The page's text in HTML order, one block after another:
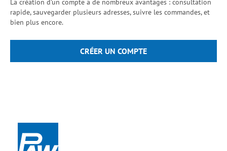
La création d’un compte a de nombreux avantages : consultation
rapide, sauvegarder plusieurs adresses, suivre les commandes, et
bien plus encore.
CRÉER UN COMPTE